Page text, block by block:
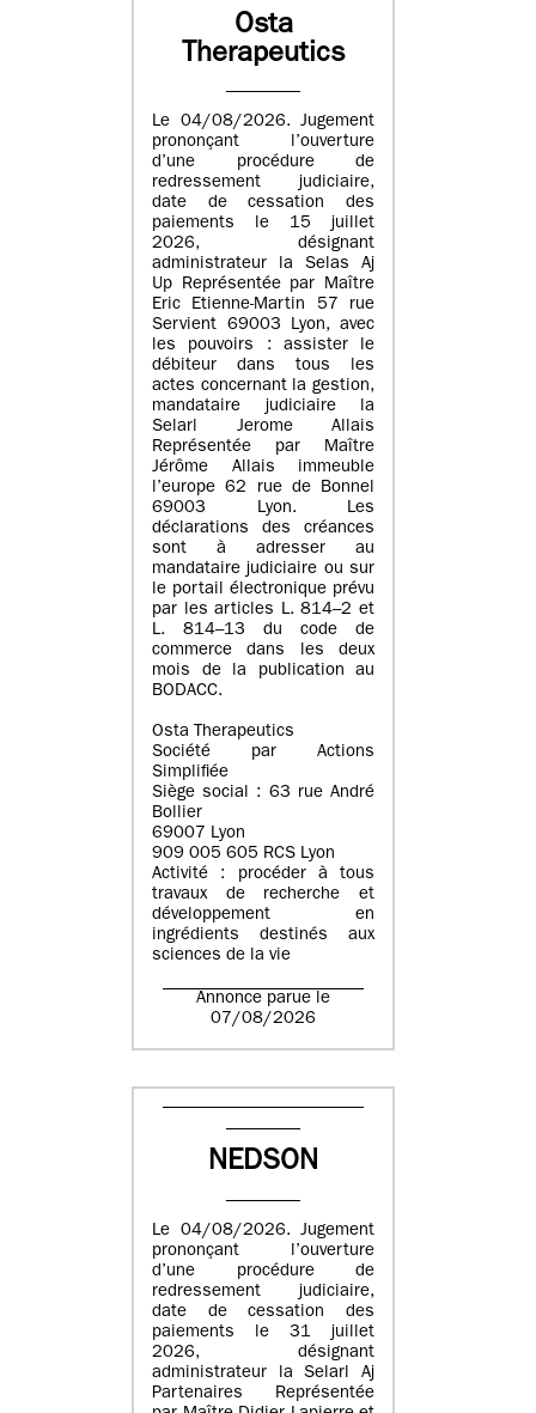
Osta
Therapeutics
Le 04/08/2026. Jugement
prononçant l’ouverture
d’une procédure de
redressement judiciaire,
date de cessation des
paiements le 15 juillet
2026, désignant
administrateur la Selas Aj
Up Représentée par Maître
Eric Etienne-Martin 57 rue
Servient 69003 Lyon, avec
les pouvoirs : assister le
débiteur dans tous les
actes concernant la gestion,
mandataire judiciaire la
Selarl Jerome Allais
Représentée par Maître
Jérôme Allais immeuble
l’europe 62 rue de Bonnel
69003 Lyon. Les
déclarations des créances
sont à adresser au
mandataire judiciaire ou sur
le portail électronique prévu
par les articles L. 814–2 et
L. 814–13 du code de
commerce dans les deux
mois de la publication au
BODACC.
Osta Therapeutics
Société par Actions
Simplifiée
Siège social : 63 rue André
Bollier
69007 Lyon
909 005 605 RCS Lyon
Activité : procéder à tous
travaux de recherche et
développement en
ingrédients destinés aux
sciences de la vie
Annonce parue le
07/08/2026
NEDSON
Le 04/08/2026. Jugement
prononçant l’ouverture
d’une procédure de
redressement judiciaire,
date de cessation des
paiements le 31 juillet
2026, désignant
administrateur la Selarl Aj
Partenaires Représentée